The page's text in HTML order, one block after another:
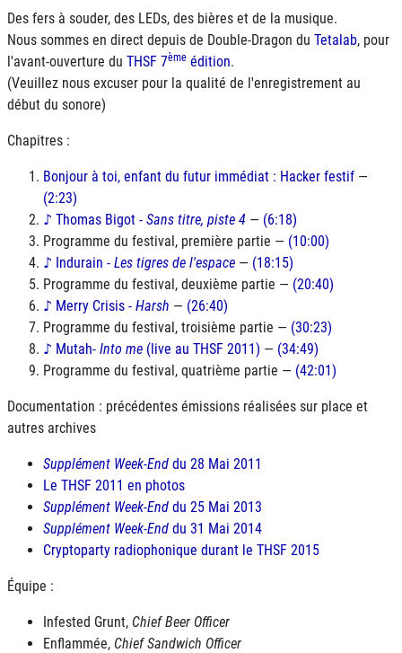
Des fers à souder, des LEDs, des bières et de la musique.
Nous sommes en direct depuis de Double-Dragon du Tetalab, pour
l'avant-ouverture du THSF 7ème édition.
(Veuillez nous excuser pour la qualité de l'enregistrement au
début du sonore)
Chapitres :
Bonjour à toi, enfant du futur immédiat : Hacker festif —
(2:23)
♪ Thomas Bigot - Sans titre, piste 4 — (6:18)
Programme du festival, première partie — (10:00)
♪ Indurain - Les tigres de l'espace — (18:15)
Programme du festival, deuxième partie — (20:40)
♪ Merry Crisis - Harsh — (26:40)
Programme du festival, troisième partie — (30:23)
♪ Mutah- Into me (live au THSF 2011) — (34:49)
Programme du festival, quatrième partie — (42:01)
Documentation : précédentes émissions réalisées sur place et
autres archives
Supplément Week-End du 28 Mai 2011
Le THSF 2011 en photos
Supplément Week-End du 25 Mai 2013
Supplément Week-End du 31 Mai 2014
Cryptoparty radiophonique durant le THSF 2015
Équipe :
Infested Grunt, Chief Beer Officer
Enflammée, Chief Sandwich Officer